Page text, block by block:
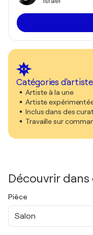
Catégories
Artiste à la une
Artiste
Inclus dans des
Travaille sur
Découvrir
Pièce
Salon